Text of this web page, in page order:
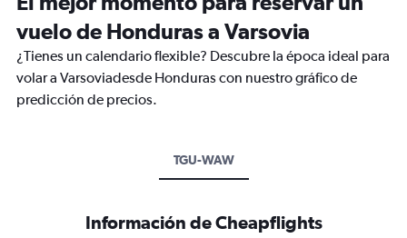
vuelo de Honduras a Varsovia
¿Tienes un calendario flexible? Descubre la época ideal para
volar a Varsoviadesde Honduras con nuestro gráfico de
predicción de precios.
TGU-WAW
Información de Cheapflights